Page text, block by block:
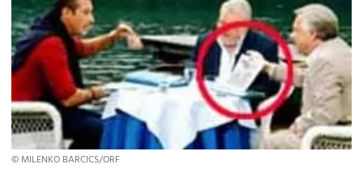
© MILENKO BARCICS/ORF